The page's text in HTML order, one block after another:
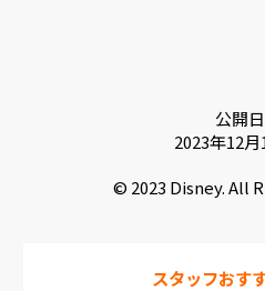
公開日
2023年12
© 2023 Disney. All
スタッフおす